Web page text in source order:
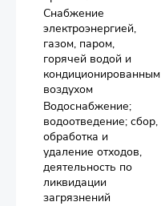
Снабжение
электроэнергией,
газом, паром,
горячей водой и
кондиционированным
воздухом
Водоснабжение;
водоотведение; сбор,
обработка и
удаление отходов,
деятельность по
ликвидации
загрязнений